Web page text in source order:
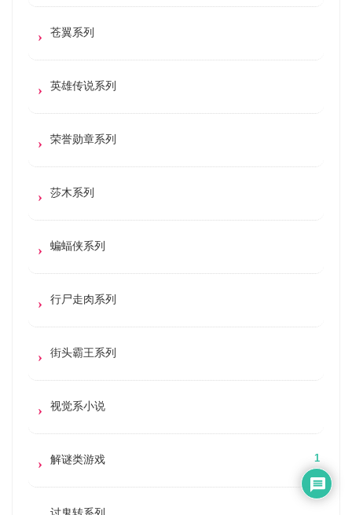
苍翼系列
英雄传说系列
荣誉勋章系列
莎木系列
蝙蝠侠系列
行尸走肉系列
街头霸王系列
视觉系小说
解谜类游戏
讨鬼转系列
1